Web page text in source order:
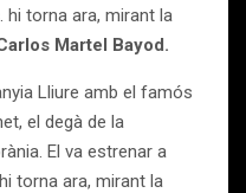
. hi torna ara, mirant la
Martel Bayod.
Lliure amb el famós
el degà de la
El va estrenar a
torna ara, mirant la